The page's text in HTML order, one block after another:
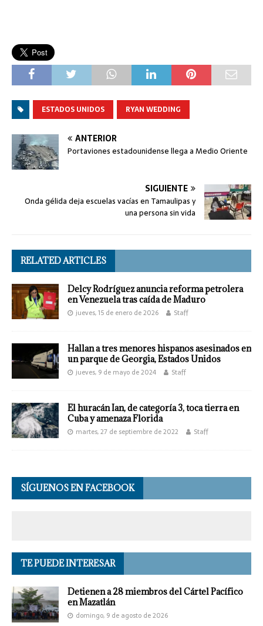
ESTADOS UNIDOS RYAN WEDDING
ANTERIOR
Portaviones estadounidense llega a Medio Oriente
SIGUIENTE
Onda gélida deja escuelas vacías en Tamaulipas y
una persona sin vida
RELATED ARTICLES
Delcy Rodríguez anuncia reforma petrolera
en Venezuela tras caída de Maduro
jueves, 15 de enero de 2026 Staff
Hallan a tres menores hispanos asesinados en
un parque de Georgia, Estados Unidos
jueves, 9 de mayo de 2024 Staff
El huracán Ian, de categoría 3, toca tierra en
Cuba y amenaza Florida
martes, 27 de septiembre de 2022 Staff
SÍGUENOS EN FACEBOOK
TE PUEDE INTERESAR
Detienen a 28 miembros del Cártel Pacífico
en Mazatlán
domingo, 9 de agosto de 2026